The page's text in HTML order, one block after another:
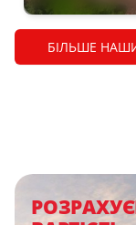
БІЛЬШЕ